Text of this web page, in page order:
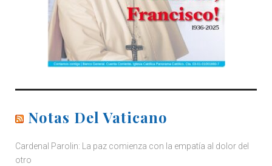
Notas Del Vaticano
Cardenal Parolin: La paz comienza con la empatía al dolor del
otro